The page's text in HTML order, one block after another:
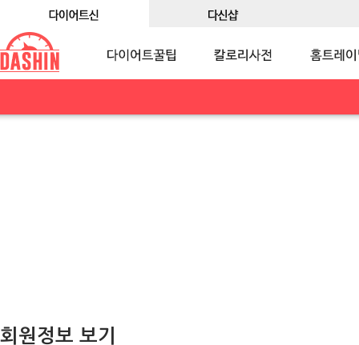
회원정보 보기